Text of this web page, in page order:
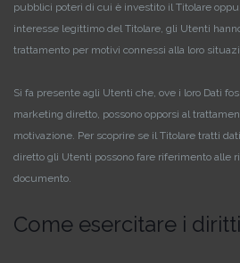
pubblici poteri di cui è investito il Titolare
interesse legittimo del Titolare, gli Utenti
trattamento per motivi connessi alla loro
Si fa presente agli Utenti che, ove i loro Dati
marketing diretto, possono opporsi al
motivazione. Per scoprire se il Titolare tratti
diretto gli Utenti possono fare riferimento alle
documento.
Come esercitare i diritti